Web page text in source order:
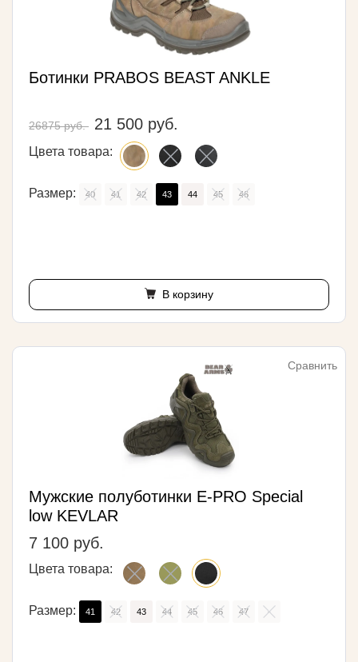
Ботинки PRABOS BEAST ANKLE
26875 руб. 21 500 руб.
Цвета товара:
Размер: 40 41 42 43 44 45 46
В корзину
Сравнить
Мужские полуботинки E-PRO Special
low KEVLAR
7 100 руб.
Цвета товара:
Размер: 41 42 43 44 45 46 47 -